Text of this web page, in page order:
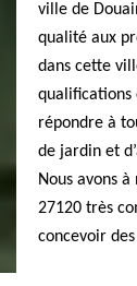
ville de
qualité aux
dans cette
qualifications
répondre à
de jardin et
Nous avons
27120 très
concevoir